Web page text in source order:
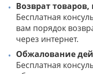
Возврат
Бесплатная
вам порядок
через интернет.
Обжалование
Бесплатная